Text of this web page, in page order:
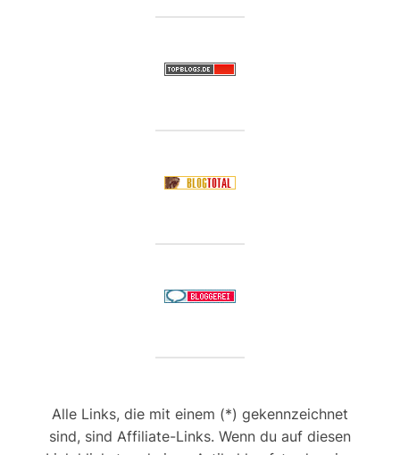
Alle Links, die mit einem (*) gekennzeichnet
sind, sind Affiliate-Links. Wenn du auf diesen